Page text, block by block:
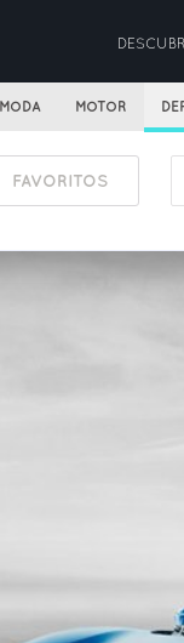
MODA MOTOR
FAVORITOS